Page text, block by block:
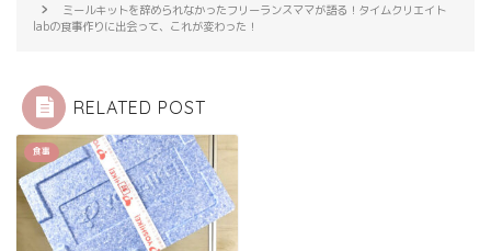
ミールキットを辞められなかったフリーランスママが語る！タイムクリエイト
labの食事作りに出会って、これが変わった！
RELATED POST
食事